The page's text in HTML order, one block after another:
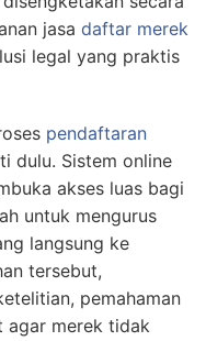
jasa daftar merek
legal yang praktis
pendaftaran
dulu. Sistem online
akses luas bagi
untuk mengurus
langsung ke
tersebut,
pemahaman
agar merek tidak